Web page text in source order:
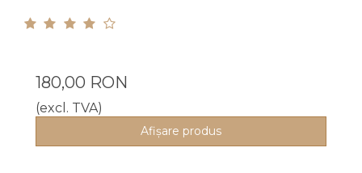
180,00 RON
(excl. TVA)
Afişare produs